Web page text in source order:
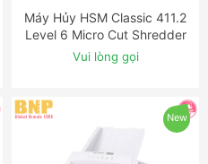
ĐẶT NGAY
Máy Hủy HSM Classic 411.2
Level 6 Micro Cut Shredder
with OMDD Slot
Vui lòng gọi
New